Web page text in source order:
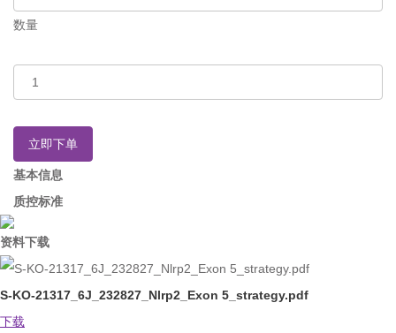
数量
立即下单
基本信息
质控标准
资料下载
S-KO-21317_6J_232827_Nlrp2_Exon 5_strategy.pdf
下载